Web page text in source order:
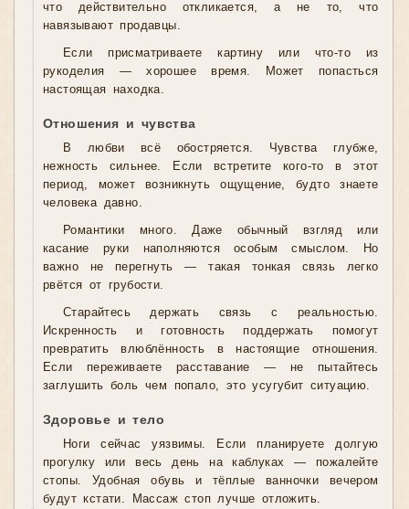
что действительно откликается, а не то, что
навязывают продавцы.
Если присматриваете картину или что-то из
рукоделия — хорошее время. Может попасться
настоящая находка.
Отношения и чувства
В любви всё обостряется. Чувства глубже,
нежность сильнее. Если встретите кого-то в этот
период, может возникнуть ощущение, будто знаете
человека давно.
Романтики много. Даже обычный взгляд или
касание руки наполняются особым смыслом. Но
важно не перегнуть — такая тонкая связь легко
рвётся от грубости.
Старайтесь держать связь с реальностью.
Искренность и готовность поддержать помогут
превратить влюблённость в настоящие отношения.
Если переживаете расставание — не пытайтесь
заглушить боль чем попало, это усугубит ситуацию.
Здоровье и тело
Ноги сейчас уязвимы. Если планируете долгую
прогулку или весь день на каблуках — пожалейте
стопы. Удобная обувь и тёплые ванночки вечером
будут кстати. Массаж стоп лучше отложить.